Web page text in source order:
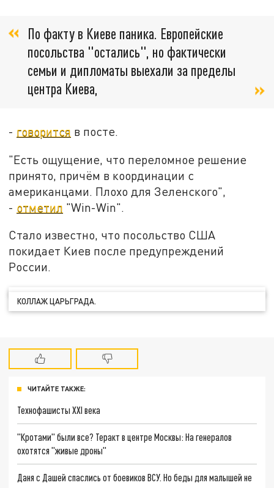
По факту в Киеве паника. Европейские
посольства "остались", но фактически
семьи и дипломаты выехали за пределы
центра Киева,
- говорится в посте.
"Есть ощущение, что переломное решение
принято, причём в координации с
американцами. Плохо для Зеленского",
- отметил "Win-Win".
Стало известно, что посольство США
покидает Киев после предупреждений
России.
КОЛЛАЖ ЦАРЬГРАДА.
ЧИТАЙТЕ ТАКЖЕ:
Технофашисты XXI века
"Кротами" были все? Теракт в центре Москвы: На генералов
охотятся "живые дроны"
Даня с Дашей спаслись от боевиков ВСУ. Но беды для малышей не